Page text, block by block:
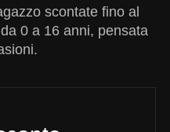
scontate fino al
0 a 16 anni, pensata